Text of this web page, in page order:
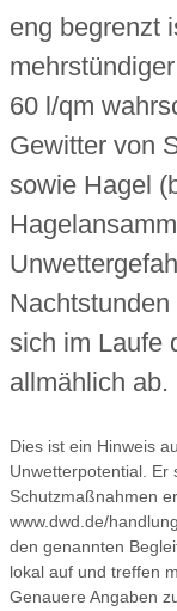
eng begrenzt
60 l/qm
Gewitter von
sowie Hagel
sich im Laufe
allmählich ab.
Dies ist ein Hinweis
Unwetterpotential. Er
Schutzmaßnahmen
www.dwd.de/
den genannten
lokal auf und treffen
Genauere Angaben